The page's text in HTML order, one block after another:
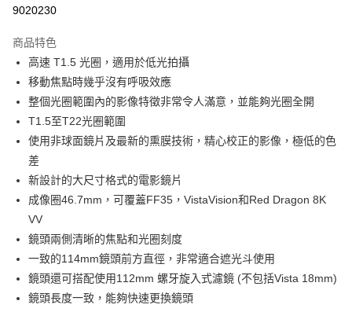
合作金庫商業銀行
華南商業銀行
上海商業儲蓄銀行
國泰世華商業銀行
兆豐國際商業銀行
臺灣中小企業銀行
匯豐（台灣）商業銀行
華泰商業銀行
聯邦商業銀行
遠東國際商業銀行
元大商業銀行
玉山商業銀行
台新國際商業銀行
中國信託商業銀行
台灣樂天信用卡公司
6 期 0 利率 每期
華南商業銀行
上海商業儲蓄銀行
台北富邦商業銀行
國泰世華商業銀行
臺灣中小企業銀行
台中商業銀行
匯豐（台灣）商業銀行
聯邦商業銀行
元大商業銀行
玉山商業銀行
星展（台灣）商業銀行
台新國際商業銀行
台灣樂天信用卡公司
12 期 0 利率 每期 NT$16,658
合作金庫商業銀行
第一商業銀行
上海商業儲蓄銀行
國泰世華商業銀行
兆豐國際商業銀行
臺灣中小企業銀行
匯豐（台灣）商業銀行
聯邦商業銀行
遠東國際商業銀行
台新國際商業銀行
台灣樂天信用卡公司
超商取貨付款
LINE Pay
Apple Pay
街口支付
悠遊付
Google Pay
全支付
全盈+PAY
9020230
商品特色
高速 T1.5 光圈，適用於低光拍攝
移動焦點時幾乎沒有呼吸效應
整個光圈範圍內的影像特徵非常令人滿意，並能夠光圈全開
T1.5至T22光圈範圍
使用非球面鏡片及最新的熏膜技術，精心校正的影像，極低的色
差
新設計的大尺寸格式的電影鏡片
成像圈46.7mm，可覆蓋FF35，VistaVision和Red Dragon 8K
VV
鏡頭兩側清晰的焦點和光圈刻度
一致的114mm鏡頭前方直徑，非常適合遮光斗使用
鏡頭還可搭配使用112mm 螺牙旋入式濾鏡 (不包括Vista 18mm)
鏡頭長度一致，能夠快速更換鏡頭